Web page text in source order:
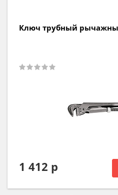
Ключ трубный
1 412 р